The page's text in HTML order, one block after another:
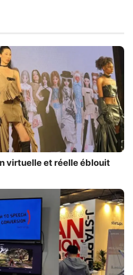
virtuelle et réelle éblouit